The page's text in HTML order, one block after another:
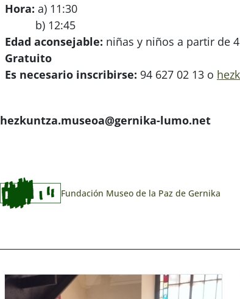
Hora: a) 11:30
b) 12:45
Edad aconsejable: niñas y niños a partir de
Gratuito
Es necesario inscribirse: 94 627 02 13 o
hezkuntza.museoa@gernika-lumo.net
Fundación Museo de la Paz de Gernika